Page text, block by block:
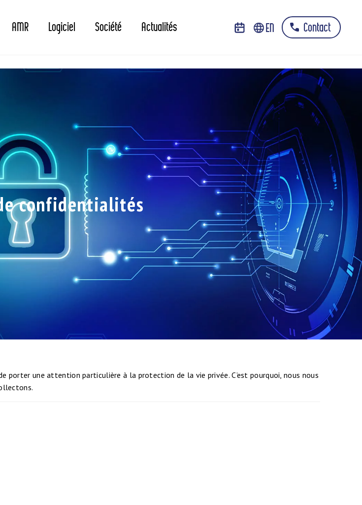
AMR Logiciel Société Actualités EN Contact
confidentialités
une attention particulière à la protection de la vie privée. C’est pourquoi, nous nous